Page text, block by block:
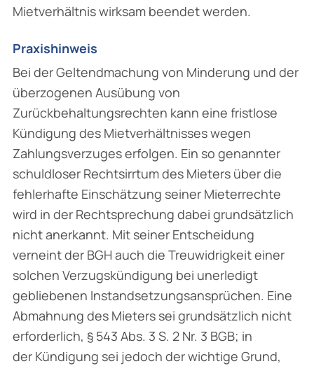
Mietverhältnis wirksam beendet werden.
Praxishinweis
Bei der Geltendmachung von Minderung und der
überzogenen Ausübung von
Zurückbehaltungsrechten kann eine fristlose
Kündigung des Mietverhältnisses wegen
Zahlungsverzuges erfolgen. Ein so genannter
schuldloser Rechtsirrtum des Mieters über die
fehlerhafte Einschätzung seiner Mieterrechte
wird in der Rechtsprechung dabei grundsätzlich
nicht anerkannt. Mit seiner Entscheidung
verneint der BGH auch die Treuwidrigkeit einer
solchen Verzugskündigung bei unerledigt
gebliebenen Instandsetzungsansprüchen. Eine
Abmahnung des Mieters sei grundsätzlich nicht
erforderlich, § 543 Abs. 3 S. 2 Nr. 3 BGB; in
der Kündigung sei jedoch der wichtige Grund,